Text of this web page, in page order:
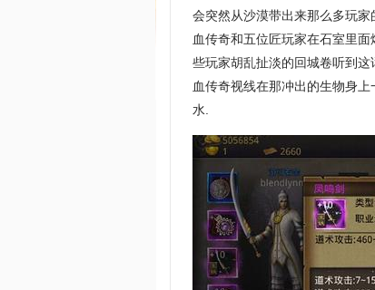
会突然从沙漠带出来那么多玩
血传奇和五位匠玩家在石室里
些玩家胡乱扯淡的回城卷听到
血传奇视线在那冲出的生物身
水.